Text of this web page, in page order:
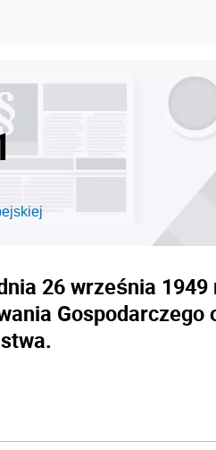
26 września 1949
Gospodarczego